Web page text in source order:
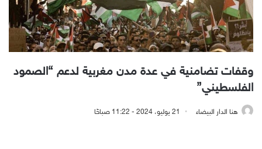
وقفات تضامنية في عدة مدن مغربية لدعم “الصمود
الفلسطيني”
هنا الدار البيضاء 21 يوليو، 2024 - 11:22 صباحًا